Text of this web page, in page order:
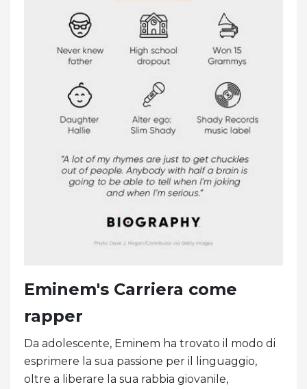
Eminem's Carriera come
rapper
Da adolescente, Eminem ha trovato il modo di
esprimere la sua passione per il linguaggio,
oltre a liberare la sua rabbia giovanile,